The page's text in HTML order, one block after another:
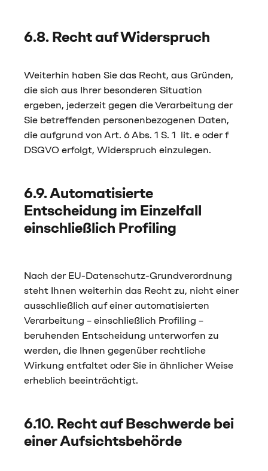
6.8. Recht auf Widerspruch
Weiterhin haben Sie das Recht, aus Gründen,
die sich aus Ihrer besonderen Situation
ergeben, jederzeit gegen die Verarbeitung der
Sie betreffenden personenbezogenen Daten,
die aufgrund von Art. 6 Abs. 1 S. 1 lit. e oder f
DSGVO erfolgt, Widerspruch einzulegen.
6.9. Automatisierte
Entscheidung im Einzelfall
einschließlich Profiling
Nach der EU-Datenschutz-Grundverordnung
steht Ihnen weiterhin das Recht zu, nicht einer
ausschließlich auf einer automatisierten
Verarbeitung – einschließlich Profiling –
beruhenden Entscheidung unterworfen zu
werden, die Ihnen gegenüber rechtliche
Wirkung entfaltet oder Sie in ähnlicher Weise
erheblich beeinträchtigt.
6.10. Recht auf Beschwerde bei
einer Aufsichtsbehörde